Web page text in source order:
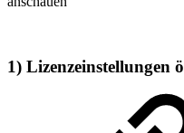
1) Lizenzeinstellungen